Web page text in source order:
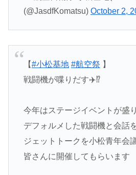
(@JasdfKomatsu) October 2,
【#小松基地 #航空祭 】
戦闘機が喋りだす✈️⁉️
今年はステージイベントが盛
デフォルメした戦闘機と会話
ジェットトークを小松青年会
皆さんに開催してもらいます